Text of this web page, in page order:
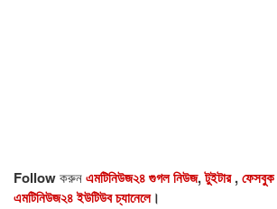
Followকরুনএমটিনিউজ২৪ গুগল নিউজ,টুইটার,ফেসবুক
এমটিনিউজ২৪ ইউটিউব চ্যানেলে।